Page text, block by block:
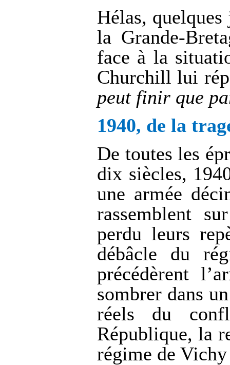
Hélas,
la Grande-
face à la
Churchill lui
peut finir que
1940, de la
De toutes les
dix siècles,
une armée
rassemblent
perdu leurs
débâcle du
précédèrent
sombrer dans
réels du
République, la
régime de